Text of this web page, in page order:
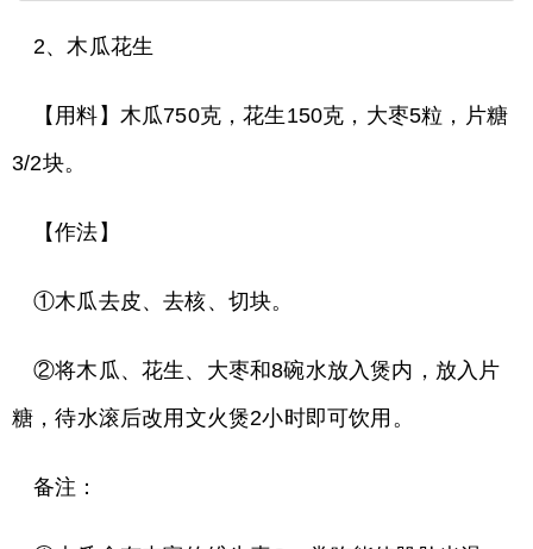
2、木瓜花生
【用料】木瓜750克，花生150克，大枣5粒，片糖
3/2块。
【作法】
①木瓜去皮、去核、切块。
②将木瓜、花生、大枣和8碗水放入煲内，放入片
糖，待水滚后改用文火煲2小时即可饮用。
备注：